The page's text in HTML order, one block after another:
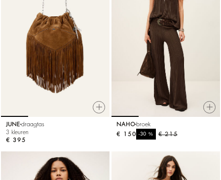
JUNE draagtas
3 kleuren
€ 395
NAHO broek
€ 215
-30%
€ 150